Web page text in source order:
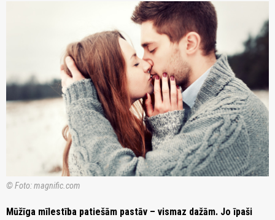
© Foto: magnific.com
Mūžīga mīlestība patiešām pastāv – vismaz dažām. Jo īpaši